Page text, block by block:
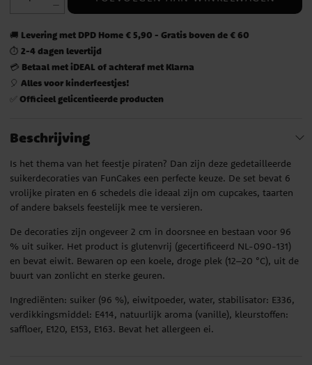
🚚 Levering met DPD Home € 5,90 - Gratis boven de € 60
⏱️ 2-4 dagen levertijd
💳 Betaal met iDEAL of achteraf met Klarna
🎈 Alles voor kinderfeestjes!
✅ Officieel gelicentieerde producten
Beschrijving
Is het thema van het feestje piraten? Dan zijn deze gedetailleerde
suikerdecoraties van FunCakes een perfecte keuze. De set bevat 6
vrolijke piraten en 6 schedels die ideaal zijn om cupcakes, taarten
of andere baksels feestelijk mee te versieren.
De decoraties zijn ongeveer 2 cm in doorsnee en bestaan voor 96
% uit suiker. Het product is glutenvrij (gecertificeerd NL-090-131)
en bevat eiwit. Bewaren op een koele, droge plek (12–20 °C), uit de
buurt van zonlicht en sterke geuren.
Ingrediënten: suiker (96 %), eiwitpoeder, water, stabilisator: E336,
verdikkingsmiddel: E414, natuurlijk aroma (vanille), kleurstoffen:
saffloer, E120, E153, E163. Bevat het allergeen ei.